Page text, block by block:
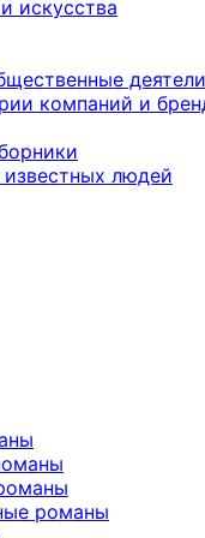
искусства
деятели
компаний и
людей
романы